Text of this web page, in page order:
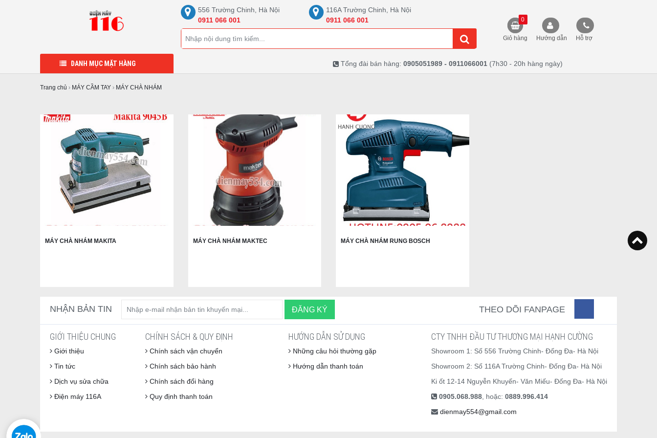
556 Trường Chinh, Hà Nội
0911 066 001
116A Trường Chinh, Hà Nội
0911 066 001
Giỏ hàng
0
Hướng dẫn Hỗ trợ
DANH MỤC MẶT HÀNG Tổng đài bán hàng:0905051989 - 0911066001 (7h30 - 20h hàng ngày)
Trang chủ › MÁY CẦM TAY › MÁY CHÀ NHÁM
MÁY CHÀ NHÁM MAKITA MÁY CHÀ NHÁM MAKTEC MÁY CHÀ NHÁM RUNG BOSCH
NHẬN BẢN TIN THEO DÕI FANPAGE
GIỚI THIỆU CHUNG
Giới thiệu
Tin tức
Dịch vụ sửa chữa
Điện máy 116A
CHÍNH SÁCH & QUY ĐỊNH
Chính sách vận chuyển
Chính sách bảo hành
Chính sách đổi hàng
Quy định thanh toán
HƯỚNG DẪN SỬ DỤNG
Những câu hỏi thường gặp
Hướng dẫn thanh toán
CTY TNHH ĐẦU TƯ THƯƠNG MẠI HẠNH CƯỜNG
Showroom 1: Số 556 Trường Chinh- Đống Đa- Hà Nội
Showroom 2: Số 116A Trường Chinh- Đống Đa- Hà Nội
Ki ốt 12-14 Nguyễn Khuyến- Văn Miếu- Đống Đa- Hà Nội
0905.068.988 , hoặc: 0889.996.414
dienmay554@gmail.com